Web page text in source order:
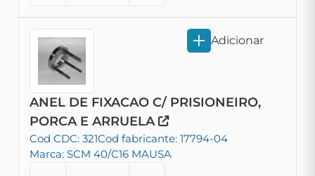
ANEL DE FIXACAO C/ PRISIONEIRO,
PORCA E ARRUELA
Cod CDC: 321Cod fabricante: 17794-04
Marca: SCM 40/C16 MAUSA
Adicionar